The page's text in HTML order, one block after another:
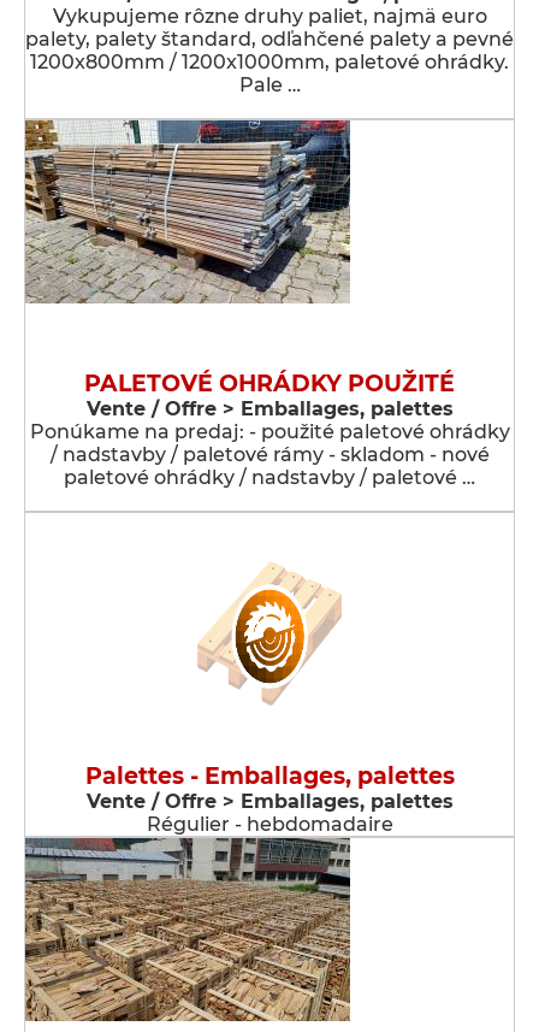
Vykupujeme rôzne druhy paliet, najmä euro
palety, palety štandard, odľahčené palety a pevné
1200x800mm / 1200x1000mm, paletové ohrádky.
Pale …
PALETOVÉ OHRÁDKY POUŽITÉ
Vente / Offre > Emballages, palettes
Ponúkame na predaj: - použité paletové ohrádky
/ nadstavby / paletové rámy - skladom - nové
paletové ohrádky / nadstavby / paletové …
Palettes - Emballages, palettes
Vente / Offre > Emballages, palettes
Régulier - hebdomadaire